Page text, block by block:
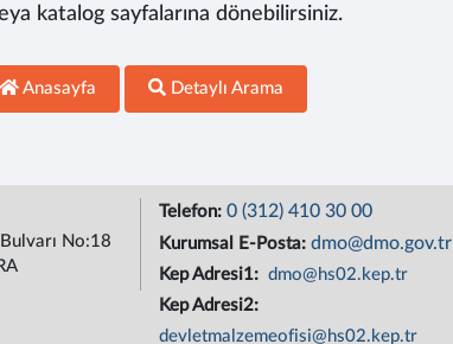
katalog sayfalarına dönebilirsiniz.
Anasayfa Detaylı Arama
No:18
Telefon: 0 (312) 410 30 00
Kurumsal E-Posta: dmo@dmo.gov.tr
Kep Adresi1: dmo@hs02.kep.tr
Kep Adresi2:
devletmalzemeofisi@hs02.kep.tr